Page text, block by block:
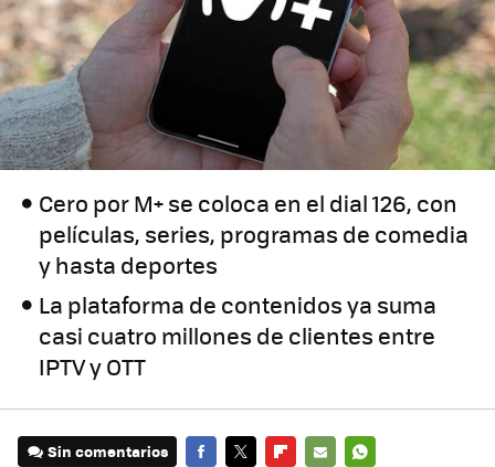
Cero por M+ se coloca en el dial 126, con
películas, series, programas de comedia
y hasta deportes
La plataforma de contenidos ya suma
casi cuatro millones de clientes entre
IPTV y OTT
Sin comentarios